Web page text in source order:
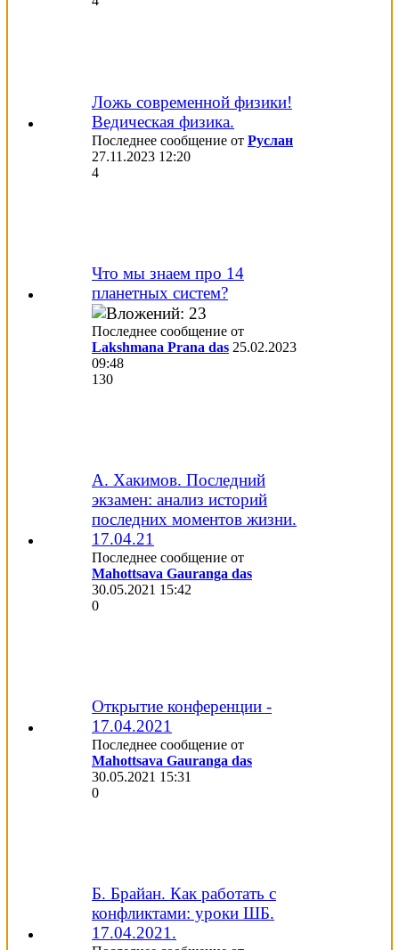
Ложь современной физики!
Ведическая физика.
Последнее сообщение от Руслан
27.11.2023 12:20
4
Что мы знаем про 14
планетных систем?
Последнее сообщение от
Lakshmana Prana das 25.02.2023
09:48
130
А. Хакимов. Последний
экзамен: анализ историй
последних моментов жизни.
17.04.21
Последнее сообщение от
Mahottsava Gauranga das
30.05.2021 15:42
0
Открытие конференции -
17.04.2021
Последнее сообщение от
Mahottsava Gauranga das
30.05.2021 15:31
0
Б. Брайан. Как работать с
конфликтами: уроки ШБ.
17.04.2021.